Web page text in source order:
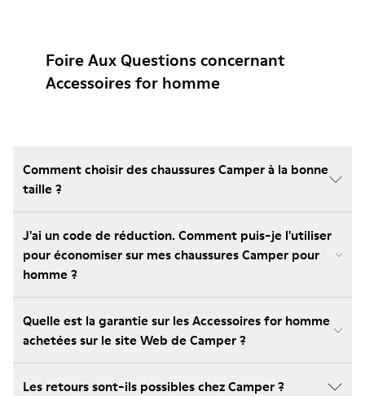
Foire Aux Questions concernant
Accessoires for homme
Comment choisir des chaussures Camper à la bonne
taille ?
J'ai un code de réduction. Comment puis-je l'utiliser
pour économiser sur mes chaussures Camper pour
homme ?
Quelle est la garantie sur les Accessoires for homme
achetées sur le site Web de Camper ?
Les retours sont-ils possibles chez Camper ?